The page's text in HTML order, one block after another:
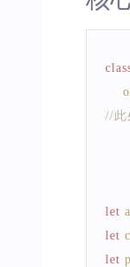
//此
let
let
let